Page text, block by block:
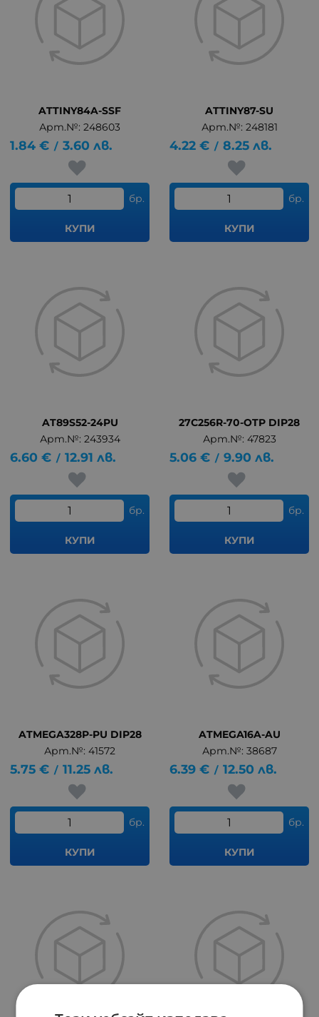
ATTINY84A-SSF
Арт.№: 248603
1.84 € / 3.60 лв.
бр.
КУПИ
ATTINY87-SU
Арт.№: 248181
4.22 € / 8.25 лв.
бр.
КУПИ
AT89S52-24PU
Арт.№: 243934
6.60 € / 12.91 лв.
бр.
КУПИ
27C256R-70-OTP DIP28
Арт.№: 47823
5.06 € / 9.90 лв.
бр.
КУПИ
ATMEGA328P-PU DIP28
Арт.№: 41572
5.75 € / 11.25 лв.
бр.
КУПИ
ATMEGA16A-AU
Арт.№: 38687
6.39 € / 12.50 лв.
бр.
КУПИ